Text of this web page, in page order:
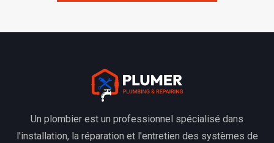
Un plombier est un professionnel spécialisé dans
l'installation, la réparation et l'entretien des systèmes de